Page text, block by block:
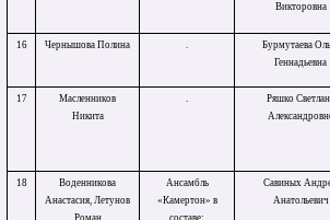
Викторовна
16
Чернышова Полина .
Бурмутаева
Геннадьевна
17
Масленников
Никита
.
Ряшко
18
Воденникова
Анастасия, Летунов
Роман
Ансамбль
«Камертон» в
составе:
Савиных
Анатольевич